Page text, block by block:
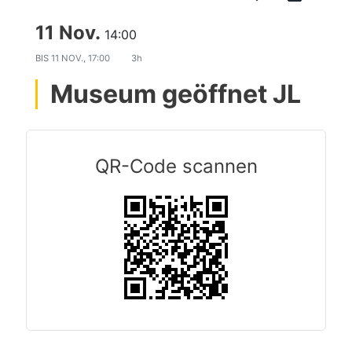
11 Nov. 14:00
BIS 11 NOV., 17:00 3h
Museum geöffnet JL
QR-Code scannen